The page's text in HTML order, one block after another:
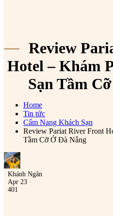
Review
Hotel – Khám
Sạn Tầm
Home
Tin tức
Cẩm Nang Khách Sạn
Review Pariat River Front
Tầm Cỡ Ở Đà Nẵng
Khánh Ngân
Apr 23
401